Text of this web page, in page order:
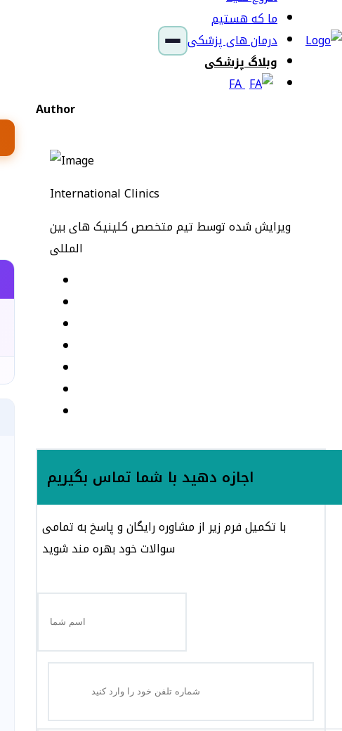
ما که هستیم
درمان های پزشکی
وبلاگ پزشکی
FA
Author
International Clinics
ویرایش شده توسط تیم متخصص کلینیک های بین
المللی
اجازه دهید با شما تماس بگیریم
با تکمیل فرم زیر از مشاوره رایگان و پاسخ به تمامی
سوالات خود بهره مند شوید